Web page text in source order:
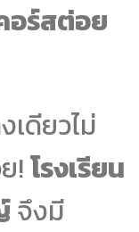
อร์สต่อย
เดียวไม่
!โรงเรียน
จึงมี